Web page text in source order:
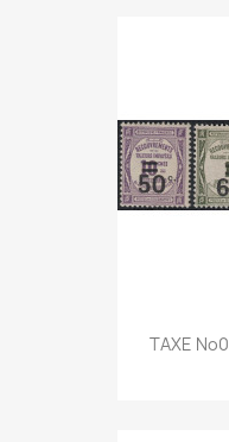
TAXE